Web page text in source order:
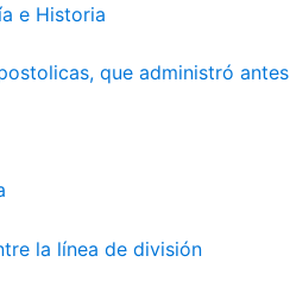
e Historia
que administró
la línea de división